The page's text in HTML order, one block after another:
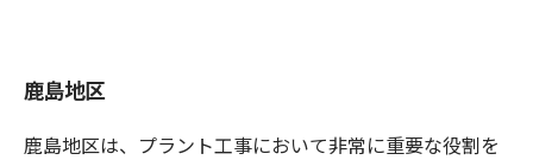
鹿島地区
鹿島地区は、プラント工事において非常に重要な役割を